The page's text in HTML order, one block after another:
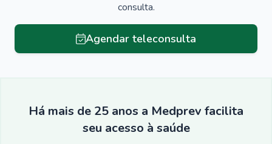
consulta.
Agendar teleconsulta
Há mais de 25 anos a Medprev facilita
seu acesso à saúde